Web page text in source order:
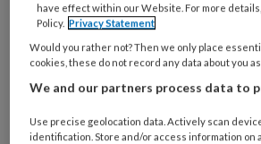
Het
REGISTREREN
have effect within our Website. For more
Policy. Privacy Statement
Would you rather not? Then we only place
cookies, these do not record any data about you
We and our partners process data to
Use precise geolocation data. Actively scan
identification. Store and/or access information on